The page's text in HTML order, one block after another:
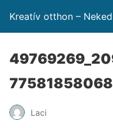
Kreatív otthon – Neked
Laci